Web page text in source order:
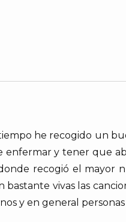
he recogido un
y tener que
recogió el mayor
vivas las
y en general personas